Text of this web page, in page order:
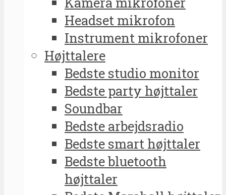
Headset mikrofon
Instrument mikrofoner
Højttalere
Bedste studio monitor
Bedste party højttaler
Soundbar
Bedste arbejdsradio
Bedste smart højttaler
Bedste bluetooth
højttaler